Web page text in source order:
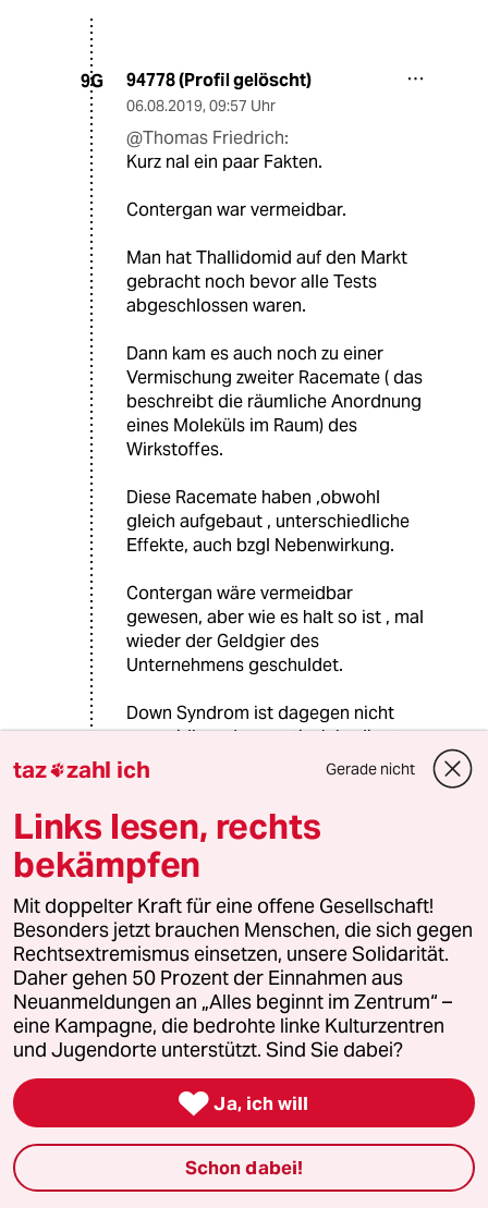
9G 94778 (Profil gelöscht)
06.08.2019, 09:57 Uhr
@Thomas Friedrich:
Kurz nal ein paar Fakten.
Contergan war vermeidbar.
Man hat Thallidomid auf den Markt
gebracht noch bevor alle Tests
abgeschlossen waren.
Dann kam es auch noch zu einer
Vermischung zweiter Racemate ( das
beschreibt die räumliche Anordnung
eines Moleküls im Raum) des
Wirkstoffes.
Diese Racemate haben ,obwohl
gleich aufgebaut , unterschiedliche
Effekte, auch bzgl Nebenwirkung.
Contergan wäre vermeidbar
gewesen, aber wie es halt so ist , mal
wieder der Geldgier des
Unternehmens geschuldet.
Down Syndrom ist dagegen nicht
vermeidbar, da genetisch bedingt.
Liegt eine Trisomie 21 vor, hat der
Wenn man ihm erlaubt zu leben. Was
in einer zunehmend kapitalisieren
Welt eher selten wird.
Und drum , wenn die Systemfrage
nicht ernsthaft gestellt wird,
brauchen wir uns um eine
Veränderung patriarchaler Strukturen
keine Sorge machen. Die sind
Verertungslogik
taz zahl ich Gerade nicht
Links lesen, rechts
bekämpfen
Mit doppelter Kraft für eine offene Gesellschaft!
Besonders jetzt brauchen Menschen, die sich gegen
Rechtsextremismus einsetzen, unsere Solidarität.
Daher gehen 50 Prozent der Einnahmen aus
Neuanmeldungen an „Alles beginnt im Zentrum“ –
eine Kampagne, die bedrohte linke Kulturzentren
und Jugendorte unterstützt. Sind Sie dabei?
 Ja, ich will
Schon dabei!